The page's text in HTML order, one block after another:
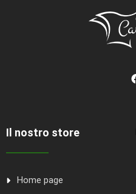
Il nostro store
Home page